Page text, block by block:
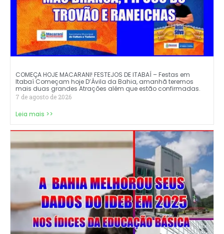
COMEÇA HOJE MACARANI! FESTEJOS DE ITABAÍ – Festas em
Itabaí Começam hoje D’Ávila da Bahia, amanhã teremos
mais duas grandes Atrações além que estão confirmadas.
7 de agosto de 2026
Leia mais >>